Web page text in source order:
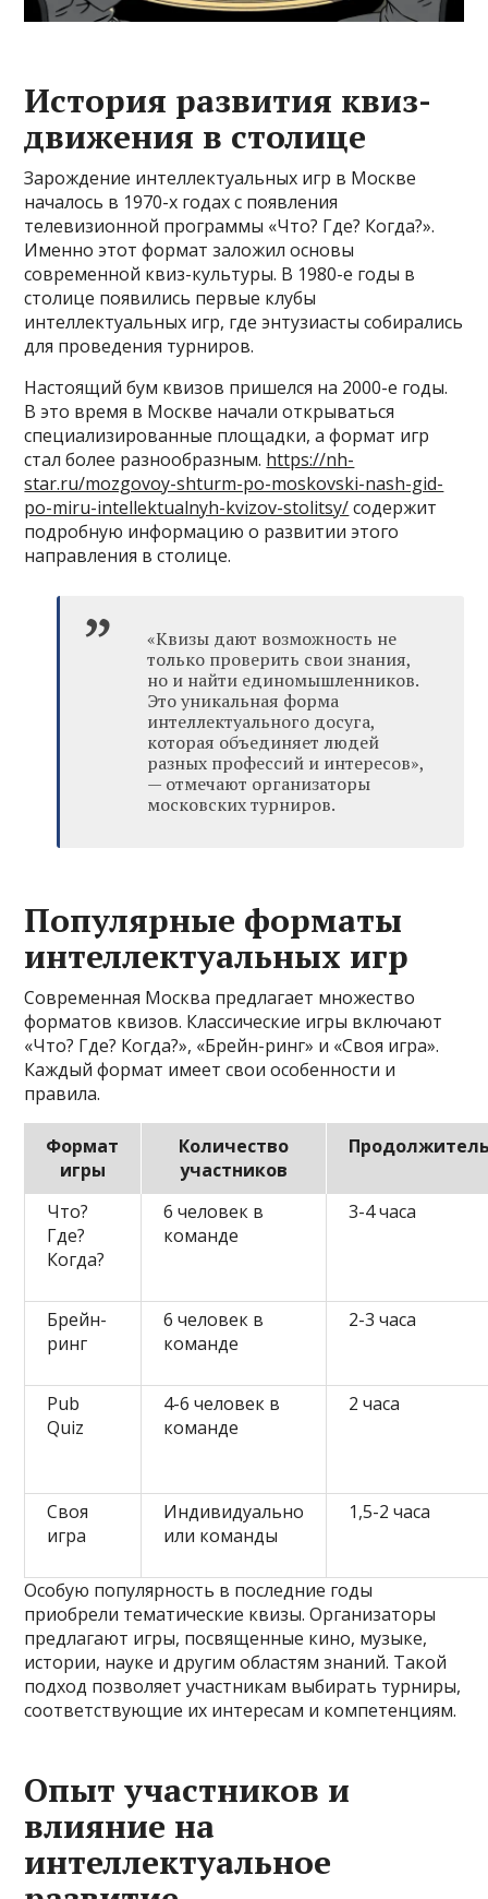
История развития квиз-
движения в столице
Зарождение интеллектуальных игр в Москве
началось в 1970-х годах с появления
телевизионной программы «Что? Где? Когда?».
Именно этот формат заложил основы
современной квиз-культуры. В 1980-е годы в
столице появились первые клубы
интеллектуальных игр, где энтузиасты собирались
для проведения турниров.
Настоящий бум квизов пришелся на 2000-е годы.
В это время в Москве начали открываться
специализированные площадки, а формат игр
стал более разнообразным. https://nh-
star.ru/mozgovoy-shturm-po-moskovski-nash-gid-
po-miru-intellektualnyh-kvizov-stolitsy/содержит
подробную информацию о развитии этого
направления в столице.
«Квизы дают возможность не
только проверить свои знания,
но и найти единомышленников.
Это уникальная форма
интеллектуального досуга,
которая объединяет людей
разных профессий и интересов»,
— отмечают организаторы
московских турниров.
Популярные форматы
интеллектуальных игр
Современная Москва предлагает множество
форматов квизов. Классические игры включают
«Что? Где? Когда?», «Брейн-ринг» и «Своя игра».
Каждый формат имеет свои особенности и
правила.
Формат
игры
Количество
участников
Что?
Где?
Когда?
6 человек в
команде
3-4 часа
Брейн-
ринг
6 человек в
команде
2-3 часа
Pub
Quiz
4-6 человек в
команде
2 часа
Своя
игра
Индивидуально
или команды
1,5-2 часа
Особую популярность в последние годы
приобрели тематические квизы. Организаторы
предлагают игры, посвященные кино, музыке,
истории, науке и другим областям знаний. Такой
подход позволяет участникам выбирать турниры,
соответствующие их интересам и компетенциям.
Опыт участников и
влияние на
интеллектуальное